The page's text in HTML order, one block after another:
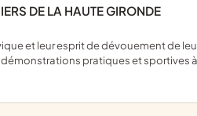
DE LA HAUTE GIRONDE
pratiques et